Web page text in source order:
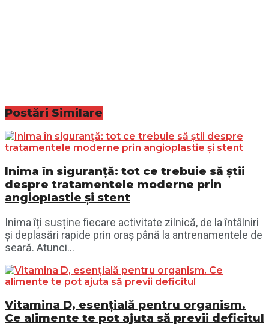
Postări Similare
Inima în siguranță: tot ce trebuie să știi
despre tratamentele moderne prin
angioplastie și stent
Inima îți susține fiecare activitate zilnică, de la întâlniri
și deplasări rapide prin oraș până la antrenamentele de
seară. Atunci...
Vitamina D, esențială pentru organism.
Ce alimente te pot ajuta să previi deficitul